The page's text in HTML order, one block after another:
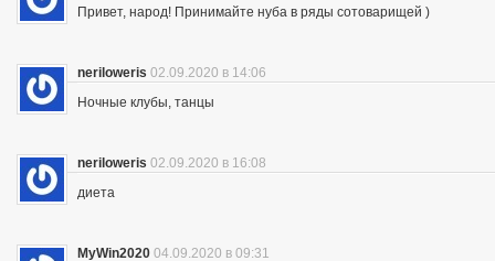
Привет, народ! Принимайте нуба в ряды сотоварищей )
neriloweris 02.09.2020 в 14:06
Ночные клубы, танцы
neriloweris 02.09.2020 в 16:08
диета
MyWin2020 04.09.2020 в 09:31